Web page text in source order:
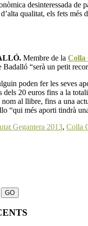
desinteressada
qualitat, els fets més
Membre de la Colla
Badalló “serà un petit
poden fer les seves
dels 20 euros fins a la
al llibre, fins a una
“qui més aporti tindrà
Gegantera 2013, Colla